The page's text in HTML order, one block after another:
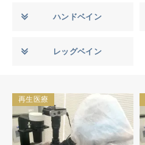
ハンドベイン
レッグベイン
再生医療